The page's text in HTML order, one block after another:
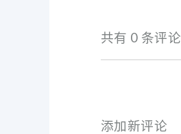
共有 0 条评论
添加新评论